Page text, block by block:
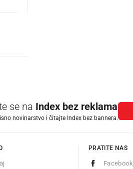
se na Index bez reklama
novinarstvo i čitajte Index bez bannera.
PRATITE NAS
Facebook